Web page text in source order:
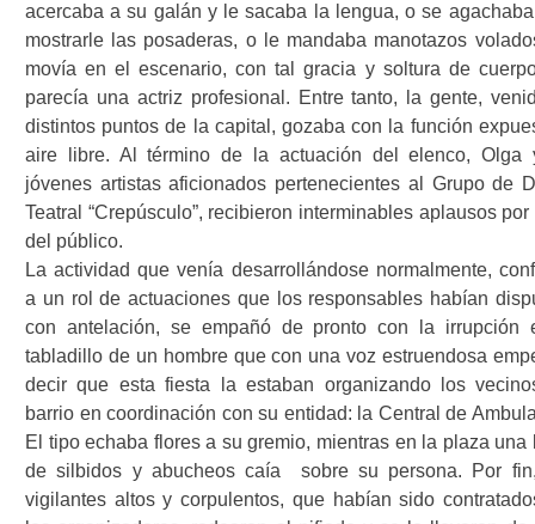
acercaba a su galán y le sacaba la lengua, o se
mostrarle las posaderas, o le mandaba manotazos
movía en el escenario, con tal gracia y soltura de
parecía una actriz profesional. Entre tanto, la gente,
distintos puntos de la capital, gozaba con la función
aire libre. Al término de la actuación del elenco, Olga
jóvenes artistas aficionados pertenecientes al Grupo de
Teatral “Crepúsculo”, recibieron interminables aplausos por
del público.
La actividad que venía desarrollándose normalmente,
a un rol de actuaciones que los responsables habían
con antelación, se empañó de pronto con la irrupción
tabladillo de un hombre que con una voz estruendosa
decir que esta fiesta la estaban organizando los
barrio en coordinación con su entidad: la Central de
El tipo echaba flores a su gremio, mientras en la plaza una
de silbidos y abucheos caía
sobre su persona. Por
vigilantes altos y corpulentos, que habían sido